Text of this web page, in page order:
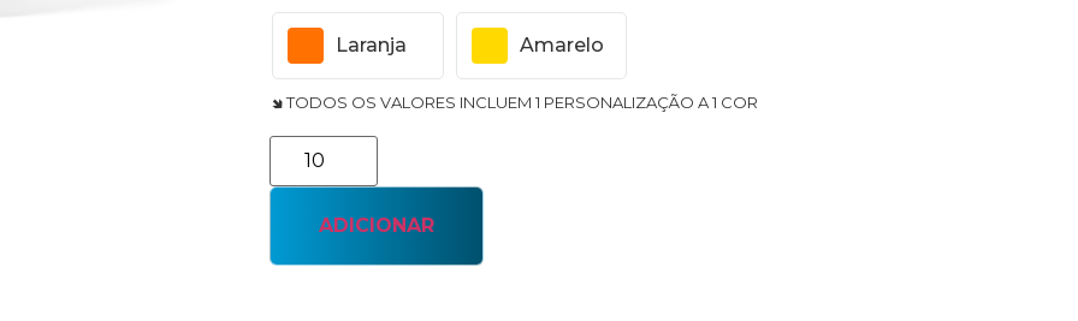
Laranja Amarelo
🢆 TODOS OS VALORES INCLUEM 1 PERSONALIZAÇÃO A 1 COR
ADICIONAR